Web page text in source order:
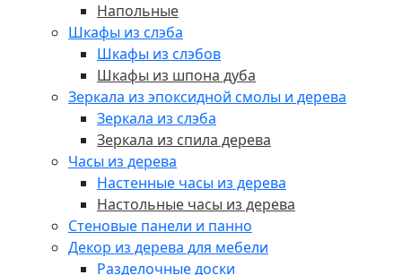
Напольные
Шкафы из слэба
Шкафы из слэбов
Шкафы из шпона дуба
Зеркала из эпоксидной смолы и дерева
Зеркала из слэба
Зеркала из спила дерева
Часы из дерева
Настенные часы из дерева
Настольные часы из дерева
Стеновые панели и панно
Декор из дерева для мебели
Разделочные доски